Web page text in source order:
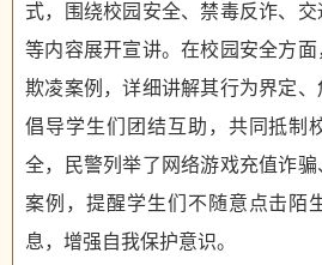
式，围绕校园安全、禁毒反诈、
等内容展开宣讲。在校园安全方
欺凌案例，详细讲解其行为界定、
倡导学生们团结互助，共同抵制
全，民警列举了网络游戏充值诈
案例，提醒学生们不随意点击陌
息，增强自我保护意识。